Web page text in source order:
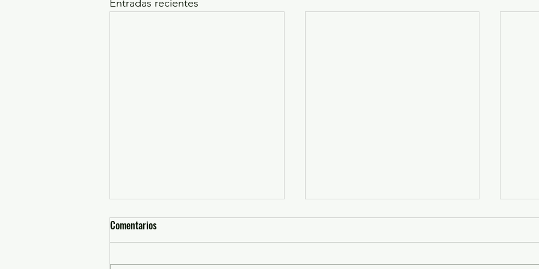
Entradas recientes
Comentarios